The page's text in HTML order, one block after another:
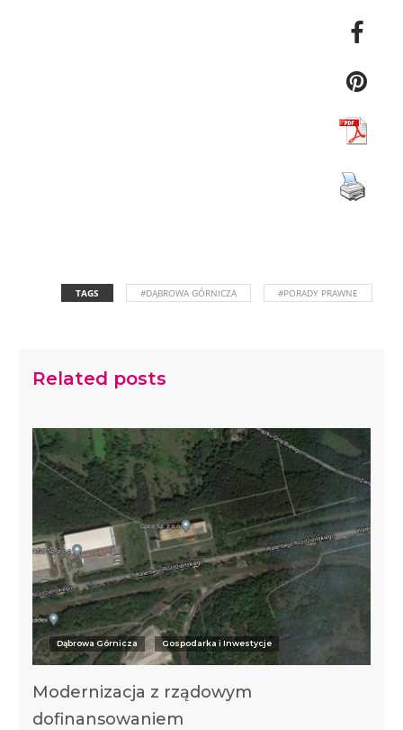
TAGS #DĄBROWA GÓRNICZA #PORADY PRAWNE
Related posts
Dąbrowa Górnicza Gospodarka i Inwestycje
Modernizacja z rządowym
dofinansowaniem